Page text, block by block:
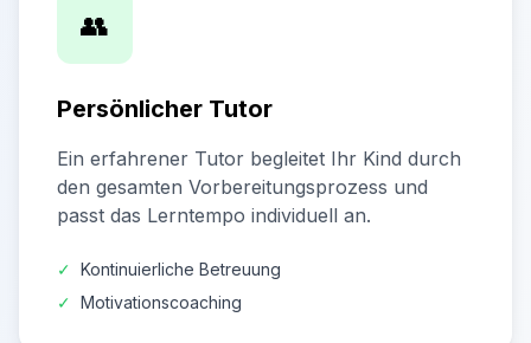
👥
Persönlicher Tutor
Ein erfahrener Tutor begleitet Ihr Kind durch
den gesamten Vorbereitungsprozess und
passt das Lerntempo individuell an.
✓ Kontinuierliche Betreuung
✓ Motivationscoaching